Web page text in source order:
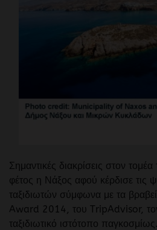
Σημαντικές διακρίσεις στον
φέτος η Νάξος αφού κέρδισε τις
ταξιδιωτών σύμφωνα με τα
Award 2014, του TripAdvisor,
ταξιδιωτικό ιστότοπο παγκοσμίως.